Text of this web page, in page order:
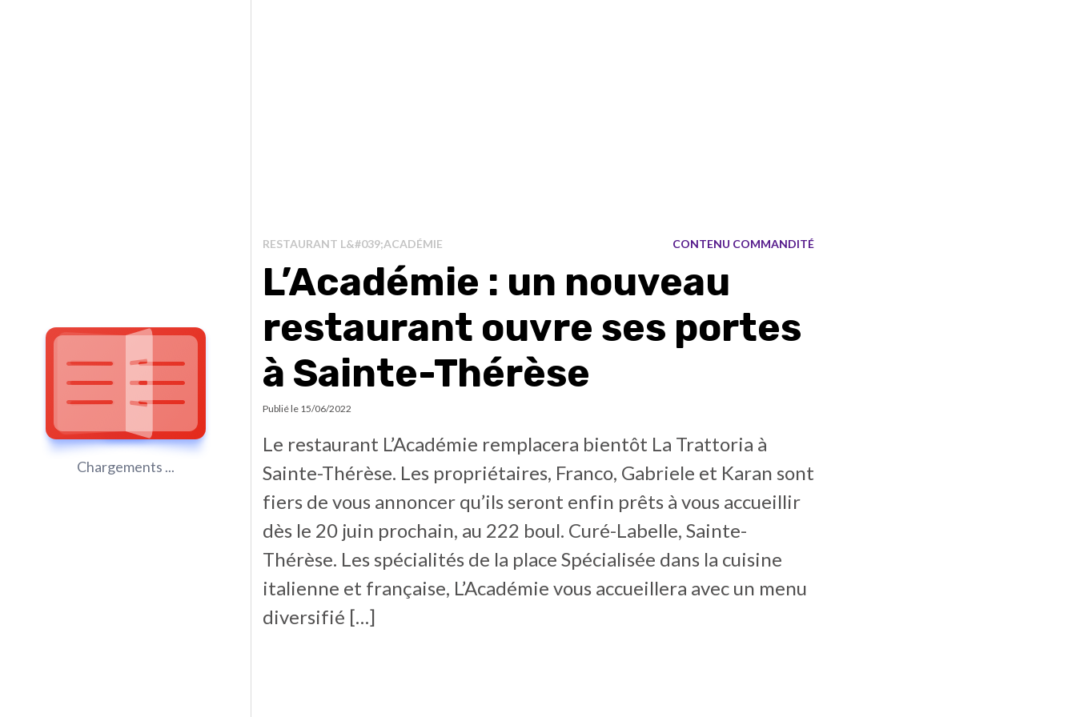
Chargements ...
RESTAURANT L&#039;ACADÉMIE CONTENU COMMANDITÉ
L’Académie : un nouveau
restaurant ouvre ses portes
à Sainte-Thérèse
Publié le 15/06/2022
Le restaurant L’Académie remplacera bientôt La Trattoria à
Sainte-Thérèse. Les propriétaires, Franco, Gabriele et Karan sont
fiers de vous annoncer qu’ils seront enfin prêts à vous accueillir
dès le 20 juin prochain, au 222 boul. Curé-Labelle, Sainte-
Thérèse. Les spécialités de la place Spécialisée dans la cuisine
italienne et française, L’Académie vous accueillera avec un menu
diversifié […]